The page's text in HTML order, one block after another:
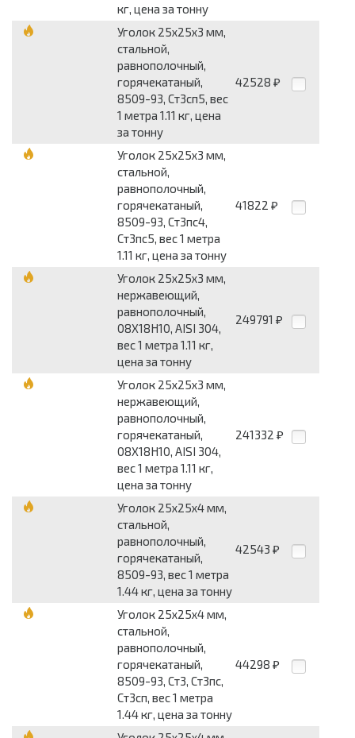
кг, цена за тонну
Уголок 25x25x3 мм,
стальной,
равнополочный,
горячекатаный,
8509-93, Ст3сп5, вес
1 метра 1.11 кг, цена
за тонну
42528 ₽
Уголок 25x25x3 мм,
стальной,
равнополочный,
горячекатаный,
8509-93, Ст3пс4,
Ст3пс5, вес 1 метра
1.11 кг, цена за тонну
41822 ₽
Уголок 25x25x3 мм,
нержавеющий,
равнополочный,
08Х18Н10, AISI 304,
вес 1 метра 1.11 кг,
цена за тонну
249791 ₽
Уголок 25x25x3 мм,
нержавеющий,
равнополочный,
горячекатаный,
08Х18Н10, AISI 304,
вес 1 метра 1.11 кг,
цена за тонну
241332 ₽
Уголок 25x25x4 мм,
стальной,
равнополочный,
горячекатаный,
8509-93, вес 1 метра
1.44 кг, цена за тонну
42543 ₽
Уголок 25x25x4 мм,
стальной,
равнополочный,
горячекатаный,
8509-93, Ст3, Ст3пс,
Ст3сп, вес 1 метра
1.44 кг, цена за тонну
44298 ₽